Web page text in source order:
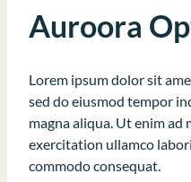
Auroora
Lorem ipsum dolor sit
sed do eiusmod tempor
magna aliqua. Ut enim
exercitation ullamco
commodo consequat.